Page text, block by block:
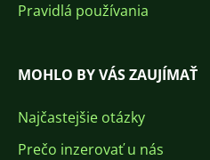
Pravidlá používania
MOHLO BY VÁS ZAUJÍMAŤ
Najčastejšie otázky
Prečo inzerovať u nás